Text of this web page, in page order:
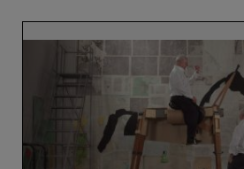
Kentridge
Nederlands